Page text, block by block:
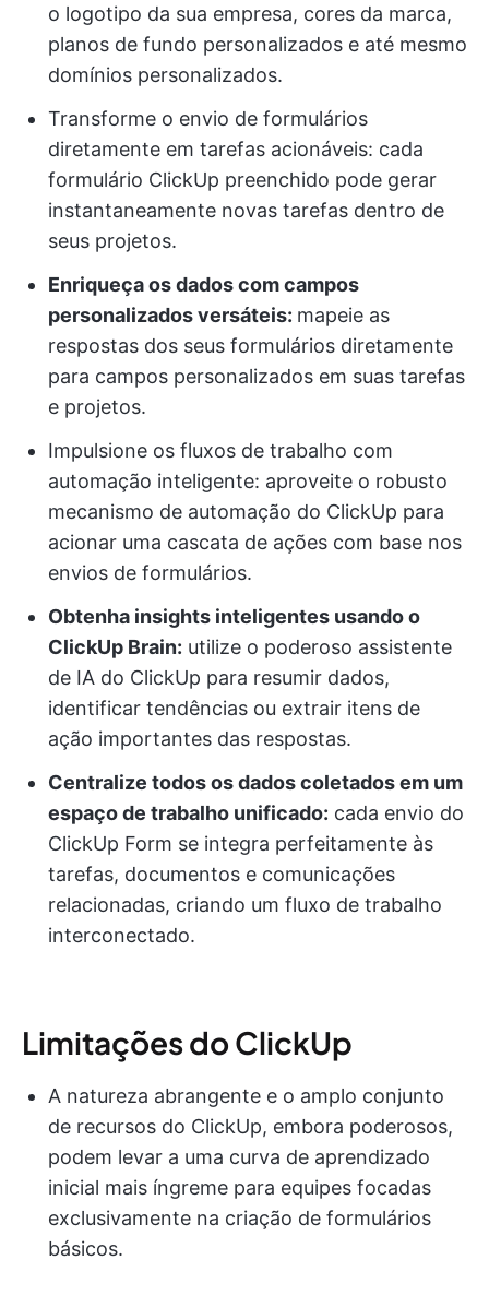
o logotipo da sua empresa, cores da marca,
planos de fundo personalizados e até mesmo
domínios personalizados.
Transforme o envio de formulários
diretamente em tarefas acionáveis: cada
formulário ClickUp preenchido pode gerar
instantaneamente novas tarefas dentro de
seus projetos.
Enriqueça os dados com campos
personalizados versáteis: mapeie as
respostas dos seus formulários diretamente
para campos personalizados em suas tarefas
e projetos.
Impulsione os fluxos de trabalho com
automação inteligente: aproveite o robusto
mecanismo de automação do ClickUp para
acionar uma cascata de ações com base nos
envios de formulários.
Obtenha insights inteligentes usando o
ClickUp Brain: utilize o poderoso assistente
de IA do ClickUp para resumir dados,
identificar tendências ou extrair itens de
ação importantes das respostas.
Centralize todos os dados coletados em um
espaço de trabalho unificado: cada envio do
ClickUp Form se integra perfeitamente às
tarefas, documentos e comunicações
relacionadas, criando um fluxo de trabalho
interconectado.
Limitações do ClickUp
A natureza abrangente e o amplo conjunto
de recursos do ClickUp, embora poderosos,
podem levar a uma curva de aprendizado
inicial mais íngreme para equipes focadas
exclusivamente na criação de formulários
básicos.